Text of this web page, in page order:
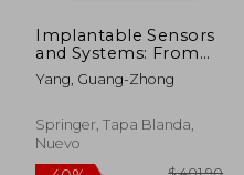
dcto. $ 65.02
Implantable Sensors
and Systems: From
Theory to Practice
(en Inglés)
Yang, Guang-Zhong
Springer, Tapa Blanda,
Nuevo